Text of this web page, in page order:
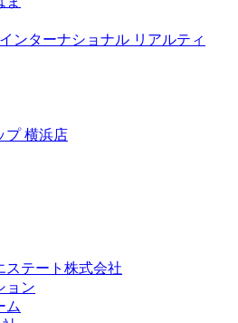
ンターナショナル リアルティ
プ 横浜店
ステート株式会社
ョン
ム